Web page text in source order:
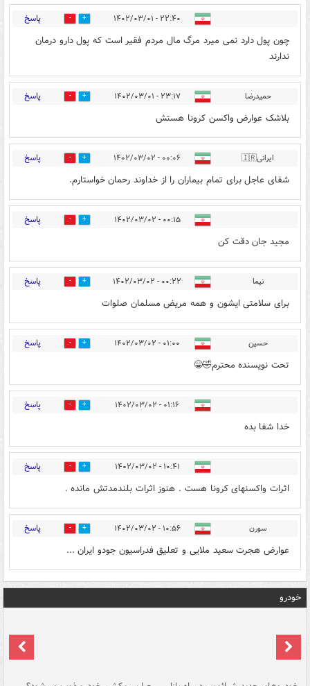
۲۲:۴۰ - ۱۴۰۲/۰۳/۰۱ 39 پاسخ
چون پول دارد نمی میرد مرگ مال مردم فقیر است که پول دارو درمان
ندارند
حمیدرضا ۲۳:۱۷ - ۱۴۰۲/۰۳/۰۱ 12 پاسخ
بلاشک عوارض واکسن کرونا هستش
ایرانی🇮🇷 ۰۰:۰۶ - ۱۴۰۲/۰۳/۰۲ 28 پاسخ
شفای عاجل برای تمام بیماران را از خداوند رحمان خواستارم.
۰۰:۱۵ - ۱۴۰۲/۰۳/۰۲ 0 پاسخ
مجید جان دقت کن
نیما ۰۰:۲۲ - ۱۴۰۲/۰۳/۰۲ 6 پاسخ
برای سلامتی ایشون و همه مریض مسلمان صلوات
حسین ۰۱:۰۰ - ۱۴۰۲/۰۳/۰۲ 0 پاسخ
تحت نویسنده محترم🤣😁
۰۱:۱۶ - ۱۴۰۲/۰۳/۰۲ 8 پاسخ
خدا شفا بده
۱۰:۴۱ - ۱۴۰۲/۰۳/۰۲ 2 پاسخ
اثرات واکسنهای کرونا هست . هنوز اثرات بلندمدتش مانده .
سورن ۱۰:۵۶ - ۱۴۰۲/۰۳/۰۲ 1 پاسخ
عوارض هجرت سعید ملایی و تعلیق فدراسیون جودو ایران ...
خودرو